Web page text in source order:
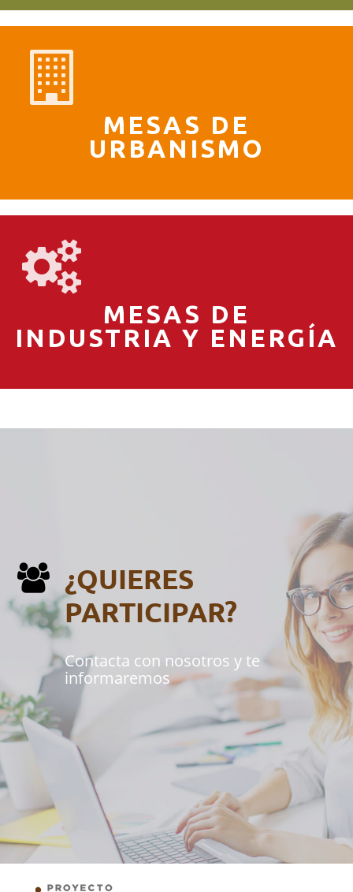
MESAS DE
URBANISMO
MESAS DE
INDUSTRIA Y ENERGÍA
¿QUIERES
PARTICIPAR?
Contacta con nosotros y te
informaremos